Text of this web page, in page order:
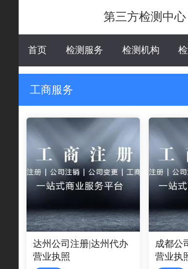
第三方检测中心
首页 检测服务 检测机构
工商服务
达州公司注册|达州代办
营业执照
成都公
营业执